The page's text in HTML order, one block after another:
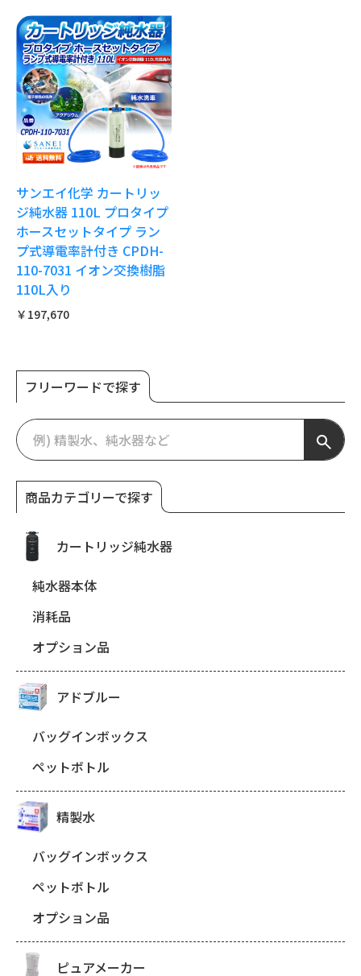
サンエイ化学 カートリッ
ジ純水器 110L プロタイプ
ホースセットタイプ ラン
プ式導電率計付き CPDH-
110-7031 イオン交換樹脂
110L入り
￥197,670
フリーワードで探す
商品カテゴリーで探す
カートリッジ純水器
純水器本体
消耗品
オプション品
アドブルー
バッグインボックス
ペットボトル
精製水
バッグインボックス
ペットボトル
オプション品
ピュアメーカー